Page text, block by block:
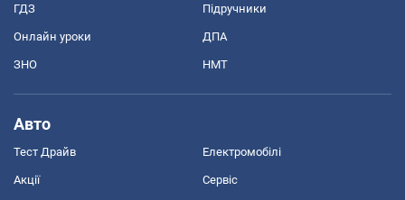
ГДЗ Підручники
Онлайн уроки ДПА
ЗНО НМТ
Авто
Тест Драйв Електромобілі
Акції Сервіс